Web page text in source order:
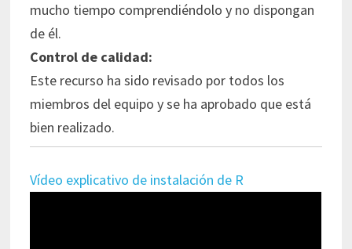
mucho tiempo comprendiéndolo y no dispongan
de él.
Control de calidad:
Este recurso ha sido revisado por todos los
miembros del equipo y se ha aprobado que está
bien realizado.
Vídeo explicativo de instalación de R